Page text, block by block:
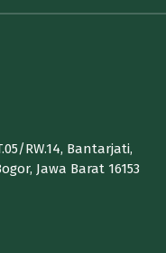
RW.14, Bantarjati,
Jawa Barat 16153